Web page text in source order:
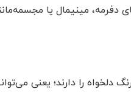
دفرمه، مینیمال یا
دلخواه را دارند؛ یعنی